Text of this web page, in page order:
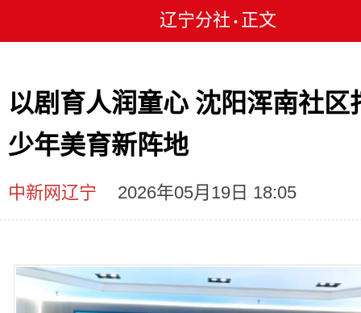
辽宁分社 • 正文
以剧育人润童心 沈阳浑南社区
少年美育新阵地
中新网辽宁 2026年05月19日 18:05